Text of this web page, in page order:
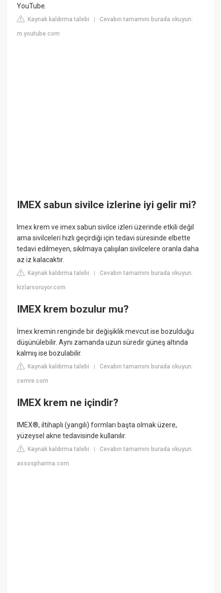
YouTube.
Kaynak kaldırma talebi |Cevabın tamamını burada okuyun:
m.youtube.com
IMEX sabun sivilce izlerine iyi gelir mi?
Imex krem ve imex sabun sivilce izleri üzerinde etkili değil
ama sivilceleri hızlı geçirdiği için tedavi süresinde elbette
tedavi edilmeyen, sıkılmaya çalışılan sivilcelere oranla daha
az iz kalacaktır.
Kaynak kaldırma talebi |Cevabın tamamını burada okuyun:
kizlarsoruyor.com
IMEX krem bozulur mu?
İmex kremin renginde bir değişiklik mevcut ise bozulduğu
düşünülebilir. Aynı zamanda uzun süredir güneş altında
kalmış ise bozulabilir.
Kaynak kaldırma talebi |Cevabın tamamını burada okuyun:
cemre.com
IMEX krem ne içindir?
IMEX®, iltihaplı (yangılı) formları başta olmak üzere,
yüzeysel akne tedavisinde kullanılır.
Kaynak kaldırma talebi |Cevabın tamamını burada okuyun:
assospharma.com